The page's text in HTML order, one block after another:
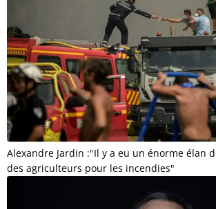
Alexandre Jardin :"Il y a eu un énorme élan
des agriculteurs pour les incendies"